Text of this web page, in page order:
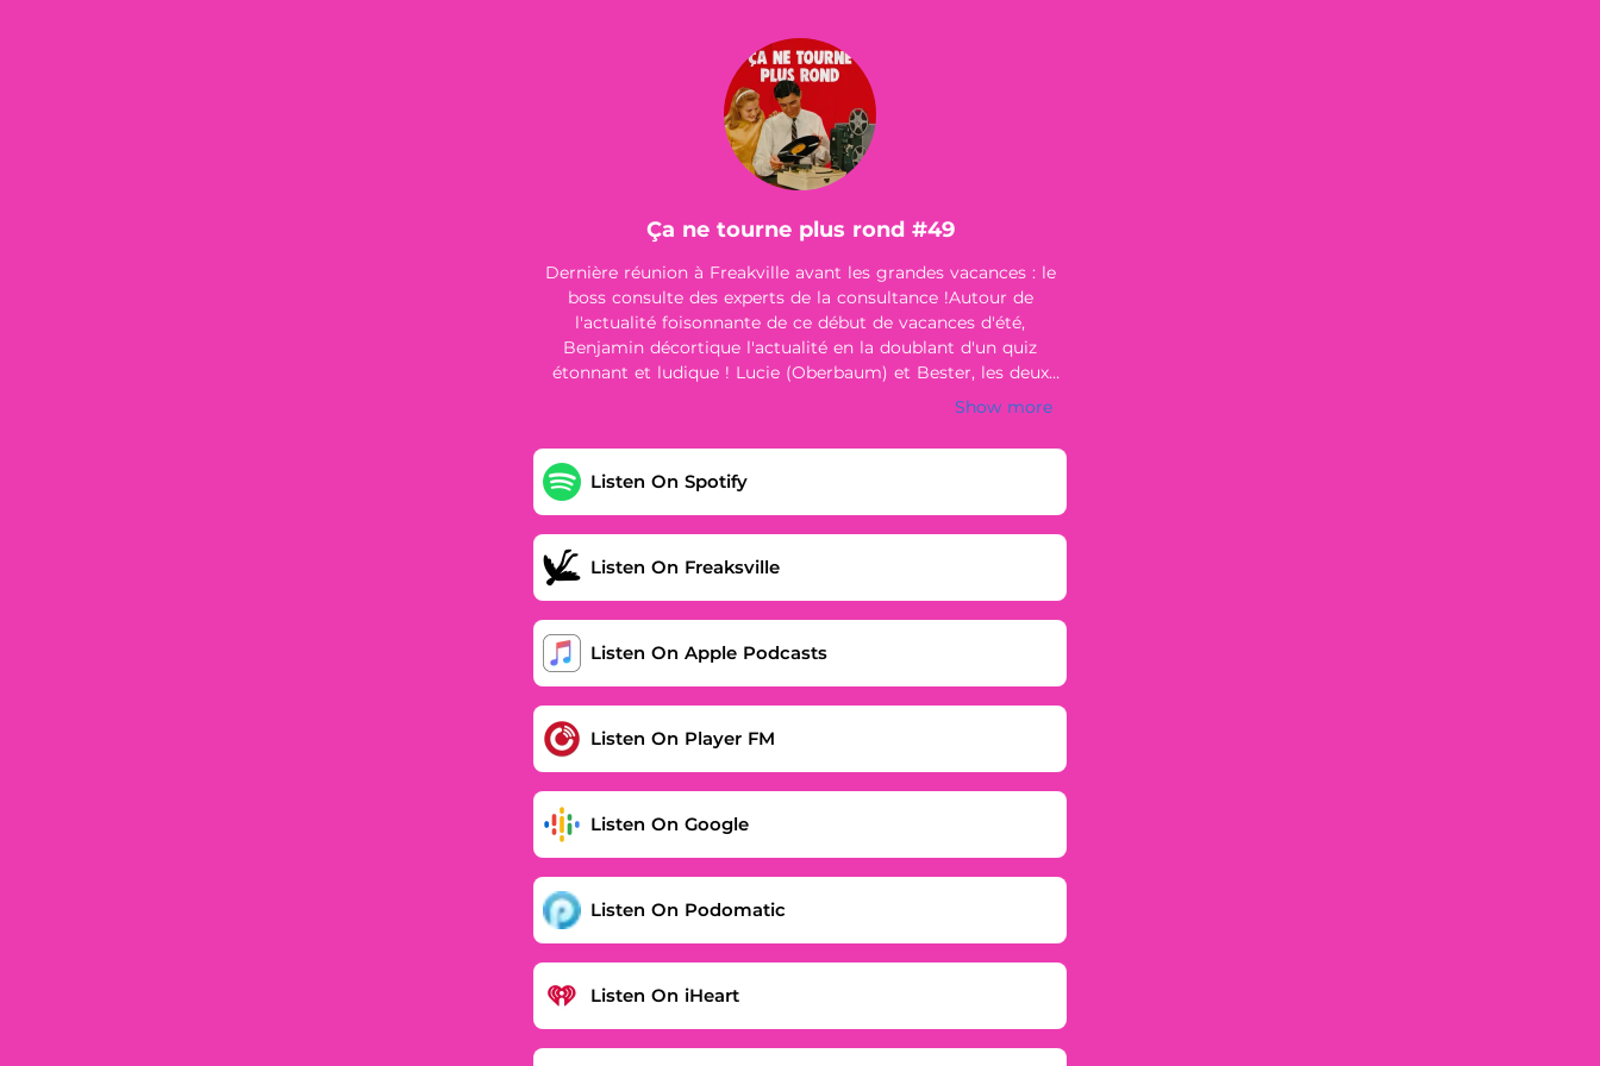
Ça ne tourne plus rond #49
Dernière réunion à Freakville avant les grandes vacances : le
boss consulte des experts de la consultance !Autour de
l'actualité foisonnante de ce début de vacances d'été,
Benjamin décortique l'actualité en la doublant d'un quiz
étonnant et ludique ! Lucie (Oberbaum) et Bester, les deux
experts, ont sélectionné le meilleur de la nouveauté musicale.
Show more
Listen On Spotify
Listen On Freaksville
‎Listen On Apple Podcasts
Listen On Player FM
Listen On Google
Listen On Podomatic
Listen On iHeart